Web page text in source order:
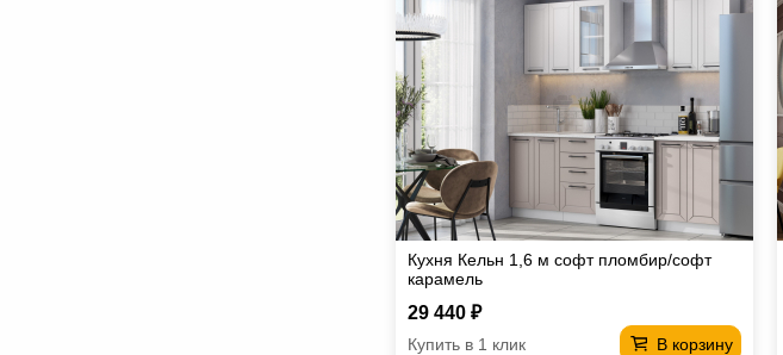
Кухня Кельн 1,6 м софт пломбир/софт
карамель
29 440 ₽
В корзину
Купить в 1 клик